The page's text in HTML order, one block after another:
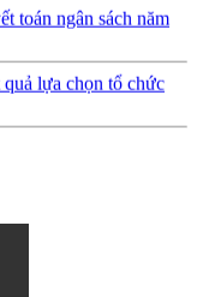
toán ngân sách năm
quả lựa chọn tổ chức